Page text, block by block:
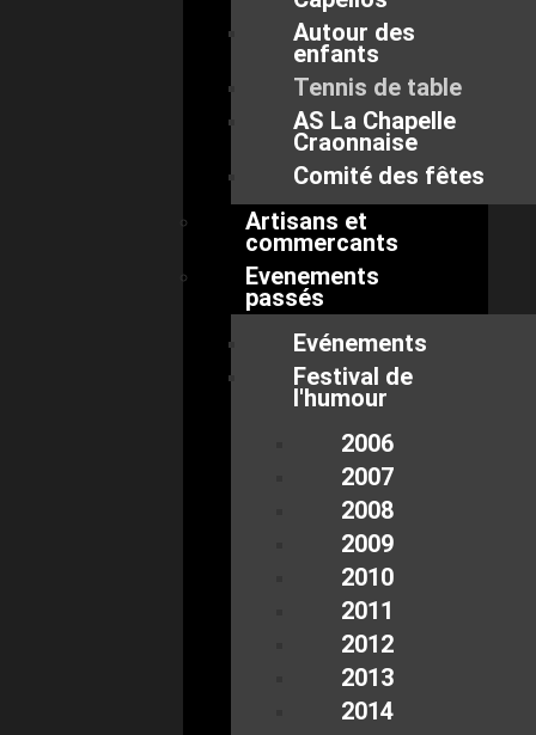
Autour des
enfants
Tennis de table
AS La Chapelle
Craonnaise
Comité des fêtes
Artisans et
commercants
Evenements
passés
Evénements
Festival de
l'humour
2006
2007
2008
2009
2010
2011
2012
2013
2014